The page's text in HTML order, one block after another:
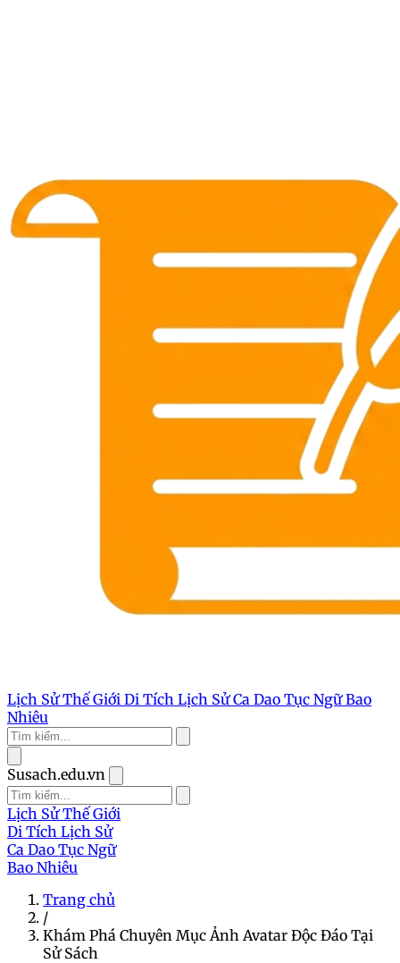
Lịch Sử Thế Giới Di Tích Lịch SửCa Dao Tục NgữBao
Nhiêu
Susach.edu.vn
Lịch Sử Thế Giới
Di Tích Lịch Sử
Ca Dao Tục Ngữ
Bao Nhiêu
Trang chủ
/
Khám Phá Chuyên Mục Ảnh Avatar Độc Đáo Tại
Sử Sách